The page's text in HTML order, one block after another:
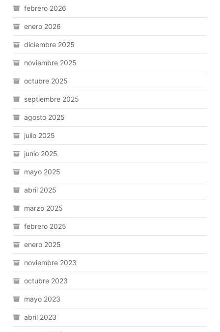
febrero 2026
enero 2026
diciembre 2025
noviembre 2025
octubre 2025
septiembre 2025
agosto 2025
julio 2025
junio 2025
mayo 2025
abril 2025
marzo 2025
febrero 2025
enero 2025
noviembre 2023
octubre 2023
mayo 2023
abril 2023